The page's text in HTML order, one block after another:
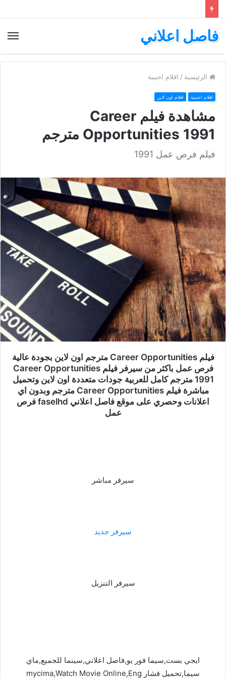
فاصل اعلاني
الرئيسية / افلام اجنبية
افلام اجنبية افلام اون لاين
مشاهدة فيلم Career
Opportunities 1991 مترجم
فيلم فرص عمل 1991
فيلم Career Opportunities مترجم اون لاين بجودة عالية
فرص عمل باكثر من سيرفر فيلم Career Opportunities
1991 مترجم كامل للعربية جودات متعددة اون لاين وتحميل
مباشرة فيلم Career Opportunities مترجم وبدون اي
اعلانات وحصري على موقع فاصل اعلاني faselhd فرص
عمل
سيرفر مباشر
سيرفر جديد
سيرفر التنزيل
ايجي بست,سيما فور يو,فاصل اعلاني,سينما للجميع,ماي
سيما,تحميل فشار mycima,Watch Movie Online,Eng